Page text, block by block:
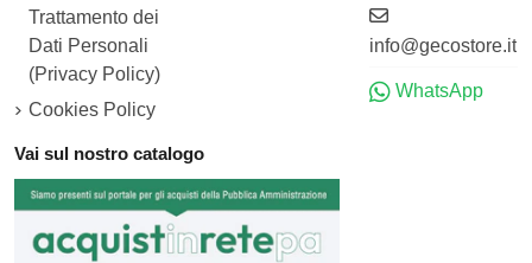
Trattamento dei
Dati Personali
(Privacy Policy)
Cookies Policy
info@gecostore.it
WhatsApp
Vai sul nostro catalogo